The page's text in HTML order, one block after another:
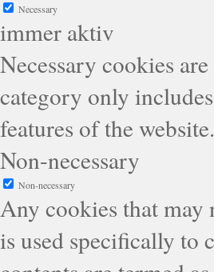
Necessary
immer aktiv
Necessary cookies
category only
features of the
Non-necessary
Non-necessary
Any cookies that may
is used specifically to